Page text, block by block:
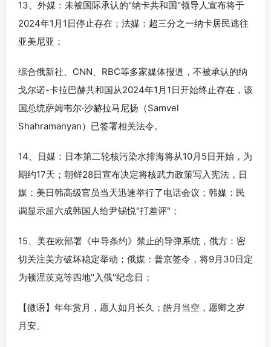
13、外媒：未被国际承认的"纳卡共和国"领导人宣布将于
2024年1月1日停止存在；法媒：超三分之一纳卡居民逃往
亚美尼亚；
综合俄新社、CNN、RBC等多家媒体报道，不被承认的纳
戈尔诺-卡拉巴赫共和国从2024年1月1日开始终止存在，该
国总统萨姆韦尔·沙赫拉马尼扬（Samvel
Shahramanyan）已签署相关法令。
14、日媒：日本第二轮核污染水排海将从10月5日开始，为
期约17天；朝鲜28日宣布决定将核武力政策写入宪法，日
媒：美日韩高级官员当天迅速举行了电话会议；韩媒：民
调显示超六成韩国人给尹锡悦"打差评"；
15、美在欧部署《中导条约》禁止的导弹系统，俄方：密
切关注美方破坏稳定举动；俄媒：普京签令，将9月30日定
为顿涅茨克等四地"入俄"纪念日；
【微语】年年赏月，愿人如月长久；皓月当空，愿卿之岁
月安。